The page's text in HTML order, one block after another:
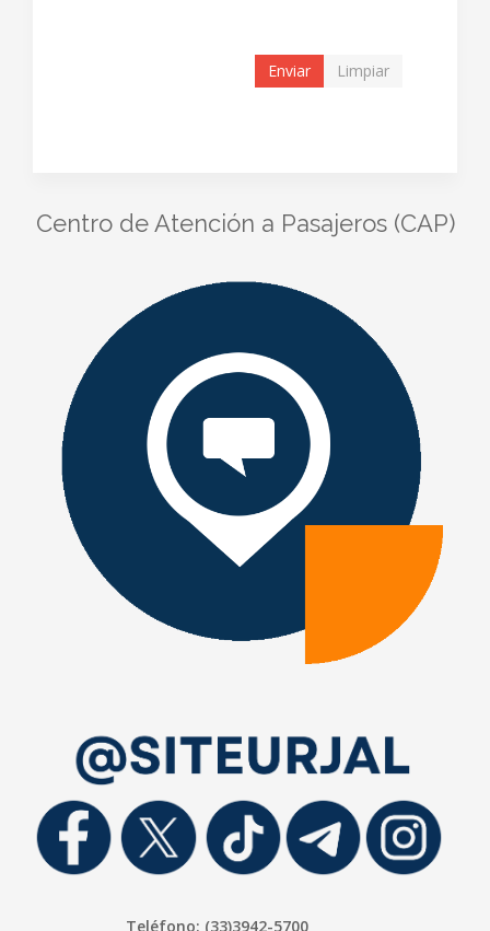
Limpiar
Enviar
Centro de Atención a Pasajeros (CAP)
Teléfono: (33)3942-5700